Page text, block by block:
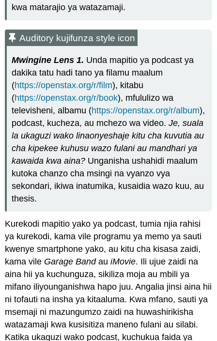
kwa matarajio ya watazamaji.
Auditory kujifunza style icon
Mwingine Lens 1. Unda mapitio ya podcast ya
dakika tatu hadi tano ya filamu maalum
(https://openstax.org/r/film), kitabu
(https://openstax.org/r/book), mfululizo wa
televisheni, albamu (https://openstax.org/r/album),
podcast, kucheza, au mchezo wa video.Je, suala
la ukaguzi wako linaonyeshaje kitu cha kuvutia au
cha kipekee kuhusu wazo fulani au mandhari ya
kawaida kwa aina? Unganisha ushahidi maalum
kutoka chanzo cha msingi na vyanzo vya
sekondari, ikiwa inatumika, kusaidia wazo kuu, au
thesis.
Kurekodi mapitio yako ya podcast, tumia njia rahisi
ya kurekodi, kama vile programu ya memo ya sauti
kwenye smartphone yako, au kitu cha kisasa zaidi,
kama vile Garage BandauiMovie. Ili ujue zaidi na
aina hii ya kuchunguza, sikiliza moja au mbili ya
mifano iliyounganishwa hapo juu. Angalia jinsi aina hii
ni tofauti na insha ya kitaaluma. Kwa mfano, sauti ya
msemaji ni mazungumzo zaidi na huwashirikisha
watazamaji kwa kusisitiza maneno fulani au silabi.
Katika ukaguzi wako podcast, kuchukua faida ya